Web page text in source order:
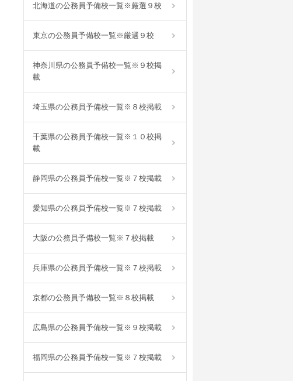
北海道の公務員予備校一覧※厳選９校
東京の公務員予備校一覧※厳選９校
神奈川県の公務員予備校一覧※９校掲
載
埼玉県の公務員予備校一覧※８校掲載
千葉県の公務員予備校一覧※１０校掲
載
静岡県の公務員予備校一覧※７校掲載
愛知県の公務員予備校一覧※７校掲載
大阪の公務員予備校一覧※７校掲載
兵庫県の公務員予備校一覧※７校掲載
京都の公務員予備校一覧※８校掲載
広島県の公務員予備校一覧※９校掲載
福岡県の公務員予備校一覧※７校掲載